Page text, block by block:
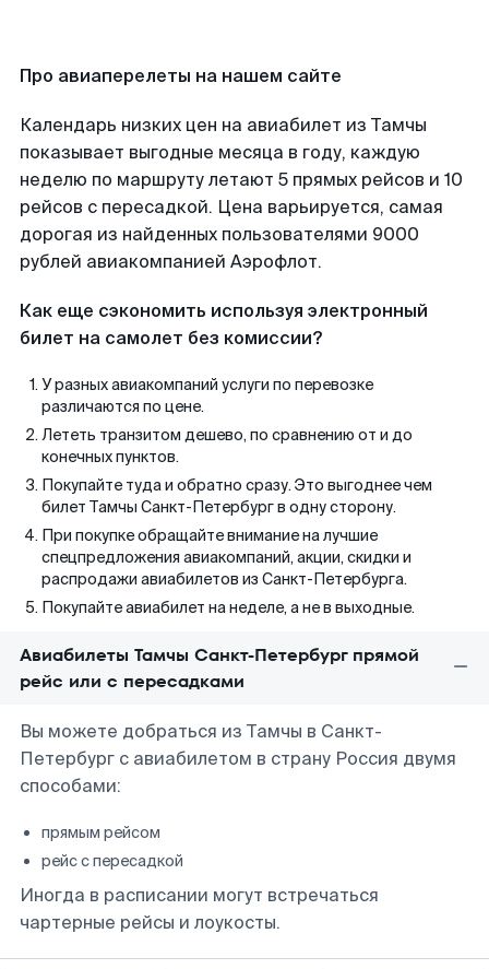
Про авиаперелеты на нашем сайте
Календарь низких цен на авиабилет из Тамчы
показывает выгодные месяца в году, каждую
неделю по маршруту летают 5 прямых рейсов и 10
рейсов с пересадкой. Цена варьируется, самая
дорогая из найденных пользователями 9000
рублей авиакомпанией Аэрофлот.
Как еще сэкономить используя электронный
билет на самолет без комиссии?
У разных авиакомпаний услуги по перевозке
различаются по цене.
Лететь транзитом дешево, по сравнению от и до
конечных пунктов.
Покупайте туда и обратно сразу. Это выгоднее чем
билет Тамчы Санкт-Петербург в одну сторону.
При покупке обращайте внимание на лучшие
спецпредложения авиакомпаний, акции, скидки и
распродажи авиабилетов из Санкт-Петербурга.
Покупайте авиабилет на неделе, а не в выходные.
Авиабилеты Тамчы Санкт-Петербург прямой
рейс или с пересадками
Вы можете добраться из Тамчы в Санкт-
Петербург с авиабилетом в страну Россия двумя
способами:
прямым рейсом
рейс с пересадкой
Иногда в расписании могут встречаться
чартерные рейсы и лоукосты.